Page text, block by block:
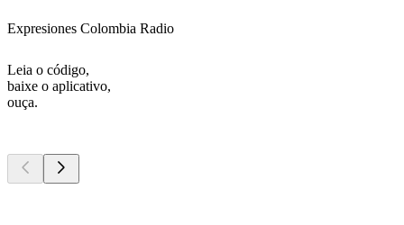
Expresiones Colombia Radio
Leia o código,
baixe o aplicativo,
ouça.